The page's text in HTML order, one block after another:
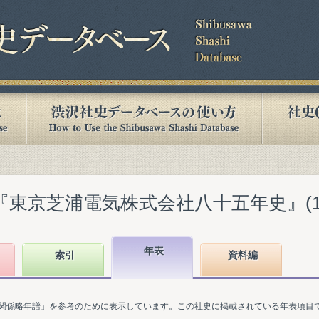
東京芝浦電気株式会社八十五年史』
索引 年表 資料編
係略年譜」を参考のために表示しています。この社史に掲載されている年表項目